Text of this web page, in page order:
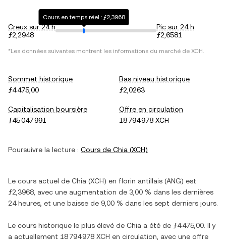
Creux sur 24 h
ƒ2,2948
Cours en temps réel : ƒ2,3968
Pic sur 24 h
ƒ2,6581
*Les données suivantes montrent les informations du marché de XCH.
Sommet historique
ƒ4 475,00
Bas niveau historique
ƒ2,0263
Capitalisation boursière
ƒ45 047 991
Offre en circulation
18 794 978 XCH
Poursuivre la lecture : Cours de Chia (XCH)
Le cours actuel de Chia (XCH) en florin antillais (ANG) est
ƒ2,3968 , avec une augmentation de 3,00 % dans les dernières
24 heures, et une baisse de 9,00 % dans les sept derniers jours.
Le cours historique le plus élevé de Chia a été de ƒ4 475,00 . Il y
a actuellement 18 794 978 XCH en circulation, avec une offre